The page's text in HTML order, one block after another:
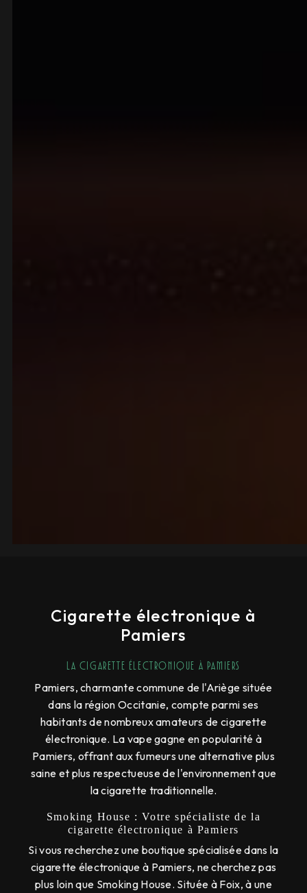
Cigarette électronique à
Pamiers
La Cigarette électronique à Pamiers
Pamiers, charmante commune de l'Ariège située
dans la région Occitanie, compte parmi ses
habitants de nombreux amateurs de cigarette
électronique. La vape gagne en popularité à
Pamiers, offrant aux fumeurs une alternative plus
saine et plus respectueuse de l'environnement que
la cigarette traditionnelle.
Smoking House : Votre spécialiste de la
cigarette électronique à Pamiers
Si vous recherchez une boutique spécialisée dans la
cigarette électronique à Pamiers, ne cherchez pas
plus loin que Smoking House. Située à Foix, à une